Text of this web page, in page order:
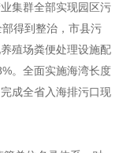
集群全部实现园区污
得到整治，市县污
殖场粪便处理设施配
。全面实施海湾长度
成全省入海排污口现